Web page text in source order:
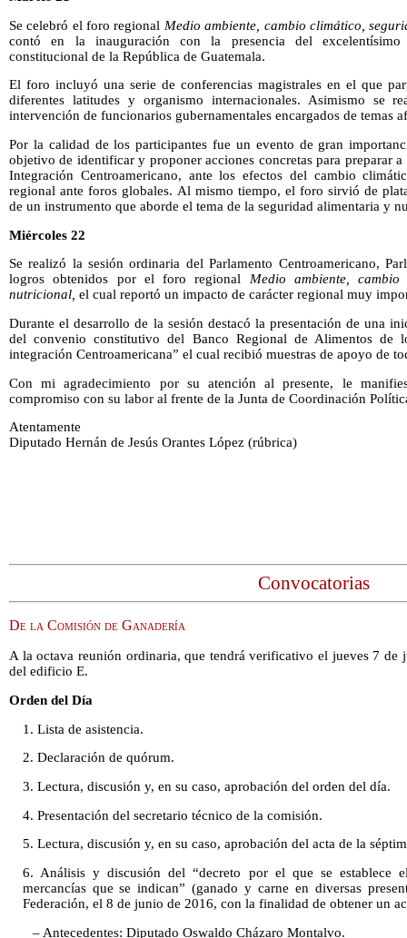
Se celebró el foro regional Medio ambiente, cambio climático,
contó en la inauguración con la presencia del excelentísimo
constitucional de la República de Guatemala.
El foro incluyó una serie de conferencias magistrales en el que
diferentes latitudes y organismo internacionales. Asimismo se
intervención de funcionarios gubernamentales encargados de temas
Por la calidad de los participantes fue un evento de gran
objetivo de identificar y proponer acciones concretas para preparar
Integración Centroamericano, ante los efectos del cambio
regional ante foros globales. Al mismo tiempo, el foro sirvió de
de un instrumento que aborde el tema de la seguridad alimentaria y
Miércoles 22
Se realizó la sesión ordinaria del Parlamento Centroamericano,
logros obtenidos por el foro regional Medio ambiente,
nutricional, el cual reportó un impacto de carácter regional muy
Durante el desarrollo de la sesión destacó la presentación de una
del convenio constitutivo del Banco Regional de Alimentos de
integración Centroamericana” el cual recibió muestras de apoyo de
Con mi agradecimiento por su atención al presente, le
compromiso con su labor al frente de la Junta de Coordinación
Atentamente
Diputado Hernán de Jesús Orantes López (rúbrica)
Convocatorias
De la Comisión de Ganadería
A la octava reunión ordinaria, que tendrá verificativo el jueves 7 de
del edificio E.
Orden del Día
1. Lista de asistencia.
2. Declaración de quórum.
3. Lectura, discusión y, en su caso, aprobación del orden del día.
4. Presentación del secretario técnico de la comisión.
5. Lectura, discusión y, en su caso, aprobación del acta de la
6. Análisis y discusión del “decreto por el que se establece
mercancías que se indican” (ganado y carne en diversas
Federación, el 8 de junio de 2016, con la finalidad de obtener un
– Antecedentes: Diputado Oswaldo Cházaro Montalvo.